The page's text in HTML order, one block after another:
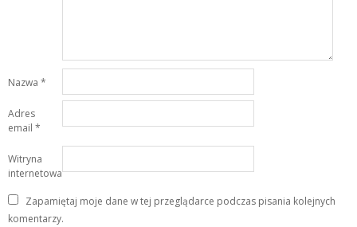
Nazwa *
Adres
email *
Witryna
internetowa
Zapamiętaj moje dane w tej przeglądarce podczas pisania kolejnych
komentarzy.